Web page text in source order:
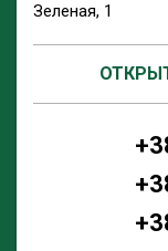
Зеленая, 1